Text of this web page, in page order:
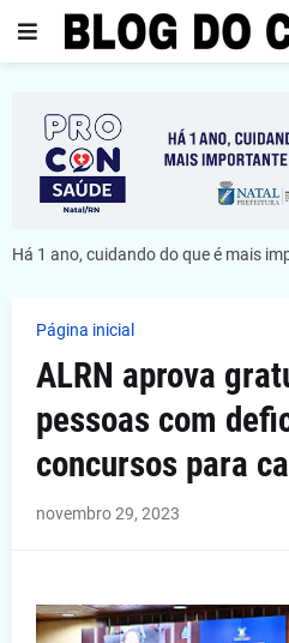
Há 1 ano, cuidando do que é mais
Página inicial
ALRN aprova
pessoas com
concursos para
novembro 29, 2023